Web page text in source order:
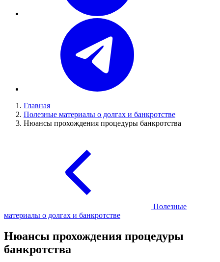
Главная
Полезные материалы о долгах и банкротстве
Нюансы прохождения процедуры банкротства
Полезные
материалы о долгах и банкротстве
Нюансы прохождения процедуры
банкротства